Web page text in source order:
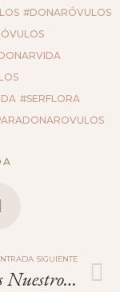
#DONARÓVULOS
#SERFLORA
SIGUIENTE
¿Conoces Nuestro Programa De Donación De Óvulos?